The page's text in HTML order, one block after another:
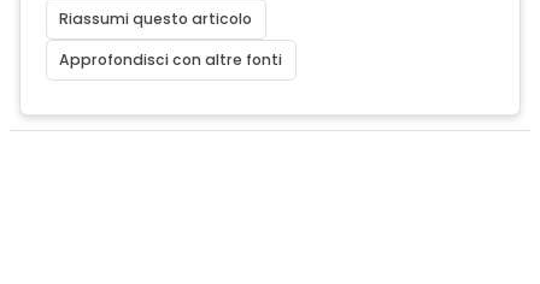
Riassumi questo articolo
Approfondisci con altre fonti